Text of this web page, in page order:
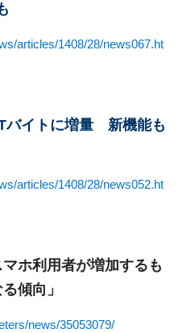
articles/1408/28/news067.ht
バイトに増量 新機能も
articles/1408/28/news052.ht
ホ利用者が増加するも
傾向」
news/35053079/